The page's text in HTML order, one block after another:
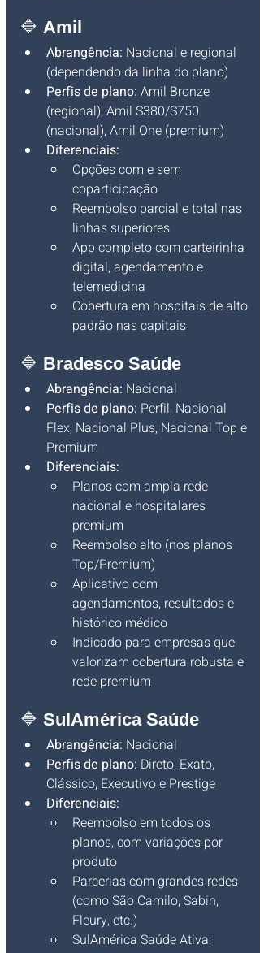
🔷 Amil
Abrangência: Nacional e regional
(dependendo da linha do plano)
Perfis de plano: Amil Bronze
(regional), Amil S380/S750
(nacional), Amil One (premium)
Diferenciais:
Opções com e sem
coparticipação
Reembolso parcial e total nas
linhas superiores
App completo com carteirinha
digital, agendamento e
telemedicina
Cobertura em hospitais de alto
padrão nas capitais
🔷 Bradesco Saúde
Abrangência: Nacional
Perfis de plano: Perfil, Nacional
Flex, Nacional Plus, Nacional Top e
Premium
Diferenciais:
Planos com ampla rede
nacional e hospitalares
premium
Reembolso alto (nos planos
Top/Premium)
Aplicativo com
agendamentos, resultados e
histórico médico
Indicado para empresas que
valorizam cobertura robusta e
rede premium
🔷 SulAmérica Saúde
Abrangência: Nacional
Perfis de plano: Direto, Exato,
Clássico, Executivo e Prestige
Diferenciais:
Reembolso em todos os
planos, com variações por
produto
Parcerias com grandes redes
(como São Camilo, Sabin,
Fleury, etc.)
SulAmérica Saúde Ativa: